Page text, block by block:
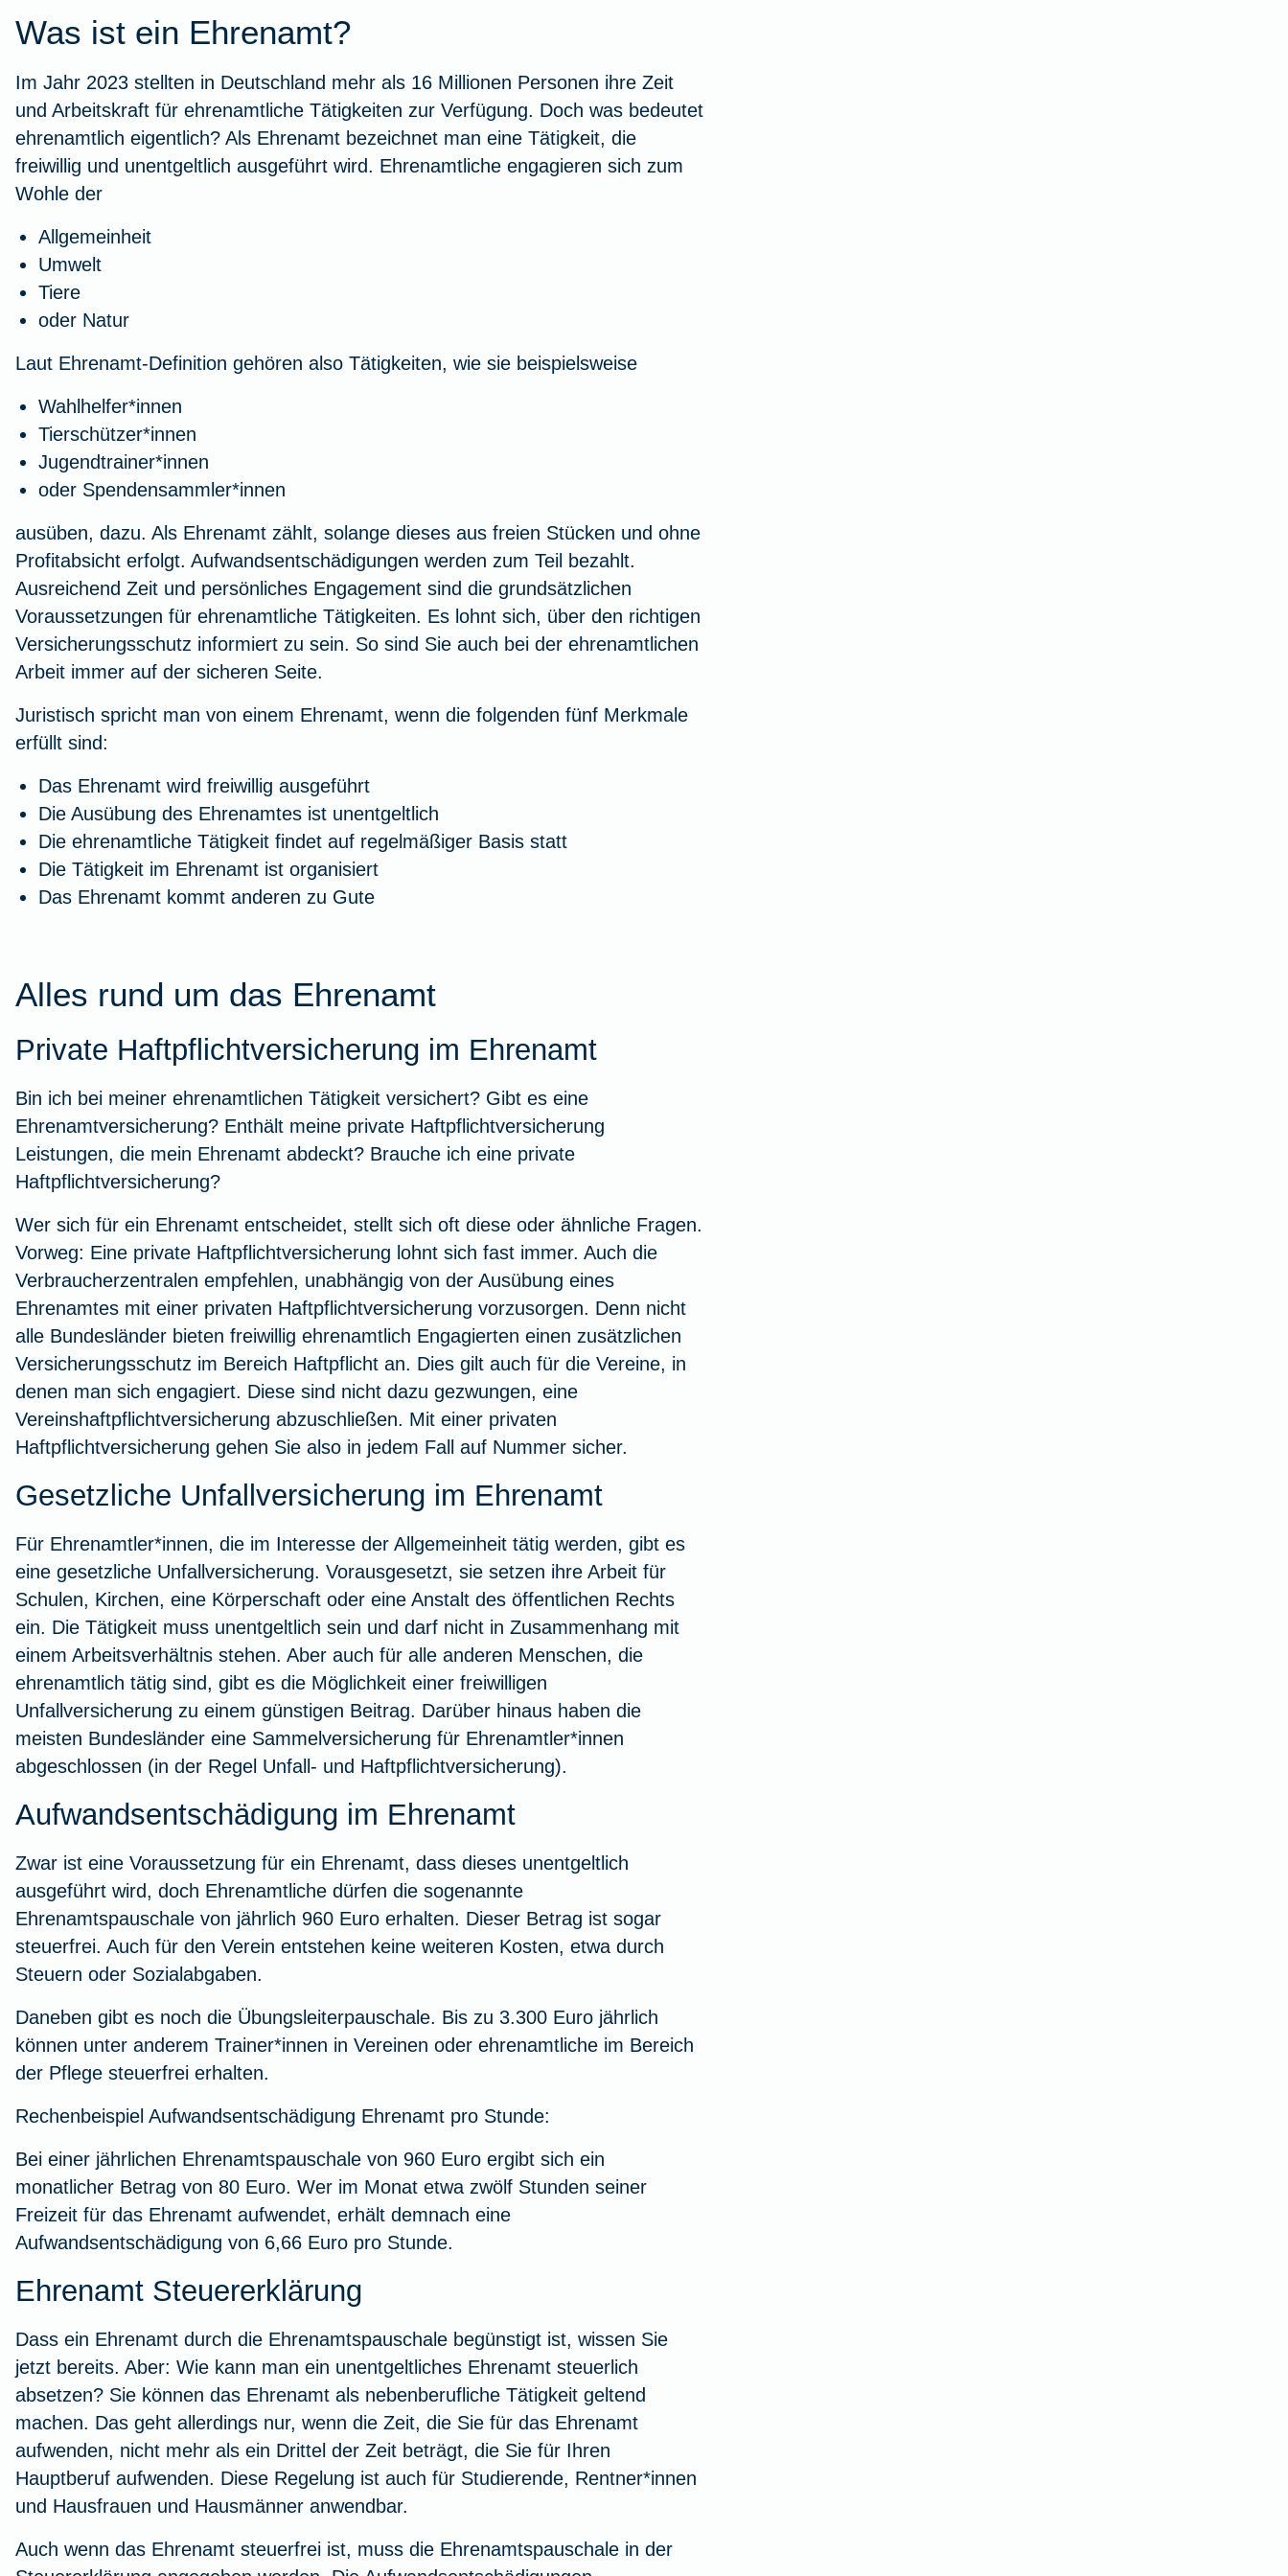
Workout im Homeoffice
Zur Artikelübersicht
Was ist ein Ehrenamt?
Im Jahr 2023 stellten in Deutschland mehr als 16 Millionen Personen ihre Zeit
und Arbeitskraft für ehrenamtliche Tätigkeiten zur Verfügung. Doch was bedeutet
ehrenamtlich eigentlich? Als Ehrenamt bezeichnet man eine Tätigkeit, die
freiwillig und unentgeltlich ausgeführt wird. Ehrenamtliche engagieren sich zum
Wohle der
Allgemeinheit
Umwelt
Tiere
oder Natur
Laut Ehrenamt-Definition gehören also Tätigkeiten, wie sie beispielsweise
Wahlhelfer*innen
Tierschützer*innen
Jugendtrainer*innen
oder Spendensammler*innen
ausüben, dazu. Als Ehrenamt zählt, solange dieses aus freien Stücken und ohne
Profitabsicht erfolgt. Aufwandsentschädigungen werden zum Teil bezahlt.
Ausreichend Zeit und persönliches Engagement sind die grundsätzlichen
Voraussetzungen für ehrenamtliche Tätigkeiten. Es lohnt sich, über den richtigen
Versicherungsschutz informiert zu sein. So sind Sie auch bei der ehrenamtlichen
Arbeit immer auf der sicheren Seite.
Juristisch spricht man von einem Ehrenamt, wenn die folgenden fünf Merkmale
erfüllt sind:
Das Ehrenamt wird freiwillig ausgeführt
Die Ausübung des Ehrenamtes ist unentgeltlich
Die ehrenamtliche Tätigkeit findet auf regelmäßiger Basis statt
Die Tätigkeit im Ehrenamt ist organisiert
Das Ehrenamt kommt anderen zu Gute
Alles rund um das Ehrenamt
Private Haftpflichtversicherung im Ehrenamt
Bin ich bei meiner ehrenamtlichen Tätigkeit versichert? Gibt es eine
Ehrenamtversicherung? Enthält meine private Haftpflichtversicherung
Leistungen, die mein Ehrenamt abdeckt? Brauche ich eine private
Haftpflichtversicherung?
Wer sich für ein Ehrenamt entscheidet, stellt sich oft diese oder ähnliche Fragen.
Vorweg: Eine private Haftpflichtversicherung lohnt sich fast immer. Auch die
Verbraucherzentralen empfehlen, unabhängig von der Ausübung eines
Ehrenamtes mit einer privaten Haftpflichtversicherung vorzusorgen. Denn nicht
alle Bundesländer bieten freiwillig ehrenamtlich Engagierten einen zusätzlichen
Versicherungsschutz im Bereich Haftpflicht an. Dies gilt auch für die Vereine, in
denen man sich engagiert. Diese sind nicht dazu gezwungen, eine
Vereinshaftpflichtversicherung abzuschließen. Mit einer privaten
Haftpflichtversicherung gehen Sie also in jedem Fall auf Nummer sicher.
Gesetzliche Unfallversicherung im Ehrenamt
Für Ehrenamtler*innen, die im Interesse der Allgemeinheit tätig werden, gibt es
eine gesetzliche Unfallversicherung. Vorausgesetzt, sie setzen ihre Arbeit für
Schulen, Kirchen, eine Körperschaft oder eine Anstalt des öffentlichen Rechts
ein. Die Tätigkeit muss unentgeltlich sein und darf nicht in Zusammenhang mit
einem Arbeitsverhältnis stehen. Aber auch für alle anderen Menschen, die
ehrenamtlich tätig sind, gibt es die Möglichkeit einer freiwilligen
Unfallversicherung zu einem günstigen Beitrag. Darüber hinaus haben die
meisten Bundesländer eine Sammelversicherung für Ehrenamtler*innen
abgeschlossen (in der Regel Unfall- und Haftpflichtversicherung).
Aufwandsentschädigung im Ehrenamt
Zwar ist eine Voraussetzung für ein Ehrenamt, dass dieses unentgeltlich
ausgeführt wird, doch Ehrenamtliche dürfen die sogenannte
Ehrenamtspauschale von jährlich 960 Euro erhalten. Dieser Betrag ist sogar
steuerfrei. Auch für den Verein entstehen keine weiteren Kosten, etwa durch
Steuern oder Sozialabgaben.
Daneben gibt es noch die Übungsleiterpauschale. Bis zu 3.300 Euro jährlich
können unter anderem Trainer*innen in Vereinen oder ehrenamtliche im Bereich
der Pflege steuerfrei erhalten.
Rechenbeispiel Aufwandsentschädigung Ehrenamt pro Stunde:
Bei einer jährlichen Ehrenamtspauschale von 960 Euro ergibt sich ein
monatlicher Betrag von 80 Euro. Wer im Monat etwa zwölf Stunden seiner
Freizeit für das Ehrenamt aufwendet, erhält demnach eine
Aufwandsentschädigung von 6,66 Euro pro Stunde.
Ehrenamt Steuererklärung
Dass ein Ehrenamt durch die Ehrenamtspauschale begünstigt ist, wissen Sie
jetzt bereits. Aber: Wie kann man ein unentgeltliches Ehrenamt steuerlich
absetzen? Sie können das Ehrenamt als nebenberufliche Tätigkeit geltend
machen. Das geht allerdings nur, wenn die Zeit, die Sie für das Ehrenamt
aufwenden, nicht mehr als ein Drittel der Zeit beträgt, die Sie für Ihren
Hauptberuf aufwenden. Diese Regelung ist auch für Studierende, Rentner*innen
und Hausfrauen und Hausmänner anwendbar.
Auch wenn das Ehrenamt steuerfrei ist, muss die Ehrenamtspauschale in der